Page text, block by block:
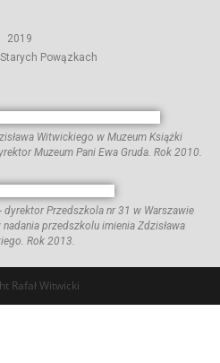
2019
Powązkach
Witwickiego w Muzeum Książki
Muzeum Pani Ewa Gruda. Rok 2010.
dyrektor Przedszkola nr 31 w Warszawie
przedszkolu imienia Zdzisława
Rok 2013.
Rafał Witwicki